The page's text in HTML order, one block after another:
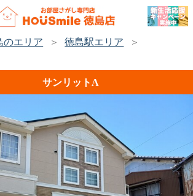
のエリア
徳島駅エリア
サンリットA